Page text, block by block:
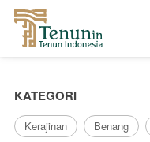
KATEGORI
Kerajinan Benang